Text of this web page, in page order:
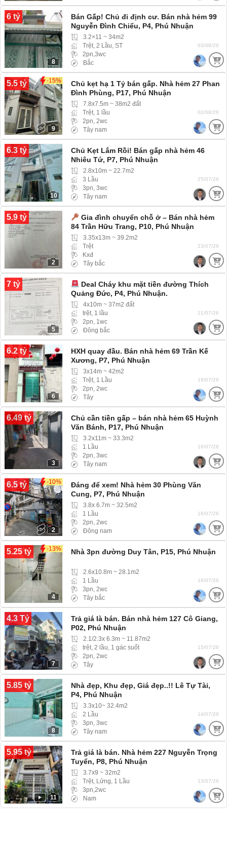
6 tỷ
8
Bán Gấp! Chủ đi định cư. Bán nhà hẻm 99
Nguyễn Đình Chiểu, P4, Phú Nhuận
3.2×11 ~ 34m2
Trệt, 2 Lầu, ST
2pn,3wc
Bắc
03/08/26
5.5 tỷ -15%
9
Chủ kẹt hạ 1 Tỷ bán gấp. Nhà hẻm 27 Phan
Đình Phùng, P17, Phú Nhuận
7.8x7.5m ~ 38m2 đất
Trệt, 1 lầu
2pn, 2wc
Tây nam
02/08/26
6.3 tỷ
10
Chủ Kẹt Lắm Rồi! Bán gấp nhà hẻm 46
Nhiêu Tứ, P7, Phú Nhuận
2.8x10m ~ 22.7m2
3 Lầu
3pn, 3wc
Tây nam
25/07/26
5.9 tỷ
2
Gia đình chuyển chỗ ở – Bán nhà hẻm
84 Trần Hữu Trang, P10, Phú Nhuận
3.35x13m ~ 39.2m2
Trệt
Kxđ
Tây bắc
23/07/26
7 tỷ
5
Deal Cháy khu mặt tiền đường Thích
Quảng Đức, P4, Phú Nhuận.
4x10m ~ 37m2 đất
trệt, 1 lầu
2pn, 1wc
Đông bắc
21/07/26
6.2 tỷ
6
HXH quay đầu. Bán nhà hẻm 69 Trần Kế
Xương, P7, Phú Nhuận
3x14m ~ 42m2
Trệt, 1 Lầu
2pn, 2wc
Tây
19/07/26
6.49 tỷ
3
Chủ cần tiền gấp – bán nhà hẻm 65 Huỳnh
Văn Bánh, P17, Phú Nhuận
3.2x11m ~ 33.3m2
1 Lầu
2pn, 3wc
Tây nam
16/07/26
6.5 tỷ -10%
2
Đáng để xem! Nhà hẻm 30 Phùng Văn
Cung, P7, Phú Nhuận
3.8x 6.7m ~ 32.5m2
1 Lầu
2pn, 2wc
Đông nam
16/07/26
5.25 tỷ -13%
4
Nhà 3pn đường Duy Tân, P15, Phú Nhuận
2.6x10.8m ~ 28.1m2
1 Lầu
3pn, 2wc
Tây bắc
16/07/26
4.3 Tỷ
7
Trả giá là bán. Bán nhà hẻm 127 Cô Giang,
P02, Phú Nhuận
2.1/2.3x 6.3m ~ 11.87m2
trệt, 2 lầu, 1 gác suốt
2pn, 2wc
Tây
15/07/26
5.85 tỷ
8
Nhà đẹp, Khu đẹp, Giá đẹp..!! Lê Tự Tài,
P4, Phú Nhuận
3.3x10~ 32.4m2
2 Lầu
3pn, 3wc
Tây nam
14/07/26
5.95 tỷ
11
Trả giá là bán. Nhà hẻm 227 Nguyễn Trọng
Tuyển, P8, Phú Nhuận
3.7x9 ~ 32m2
Trệt, Lửng, 1 Lầu
3pn,2wc
Nam
13/07/26